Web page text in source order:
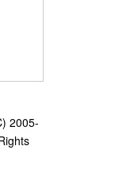
2005-